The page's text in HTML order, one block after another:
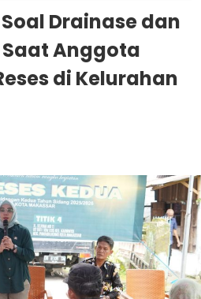
Drainase dan
Saat Anggota
di Kelurahan